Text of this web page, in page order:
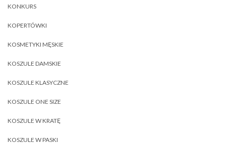
KONKURS
KOPERTÓWKI
KOSMETYKI MĘSKIE
KOSZULE DAMSKIE
KOSZULE KLASYCZNE
KOSZULE ONE SIZE
KOSZULE W KRATĘ
KOSZULE W PASKI